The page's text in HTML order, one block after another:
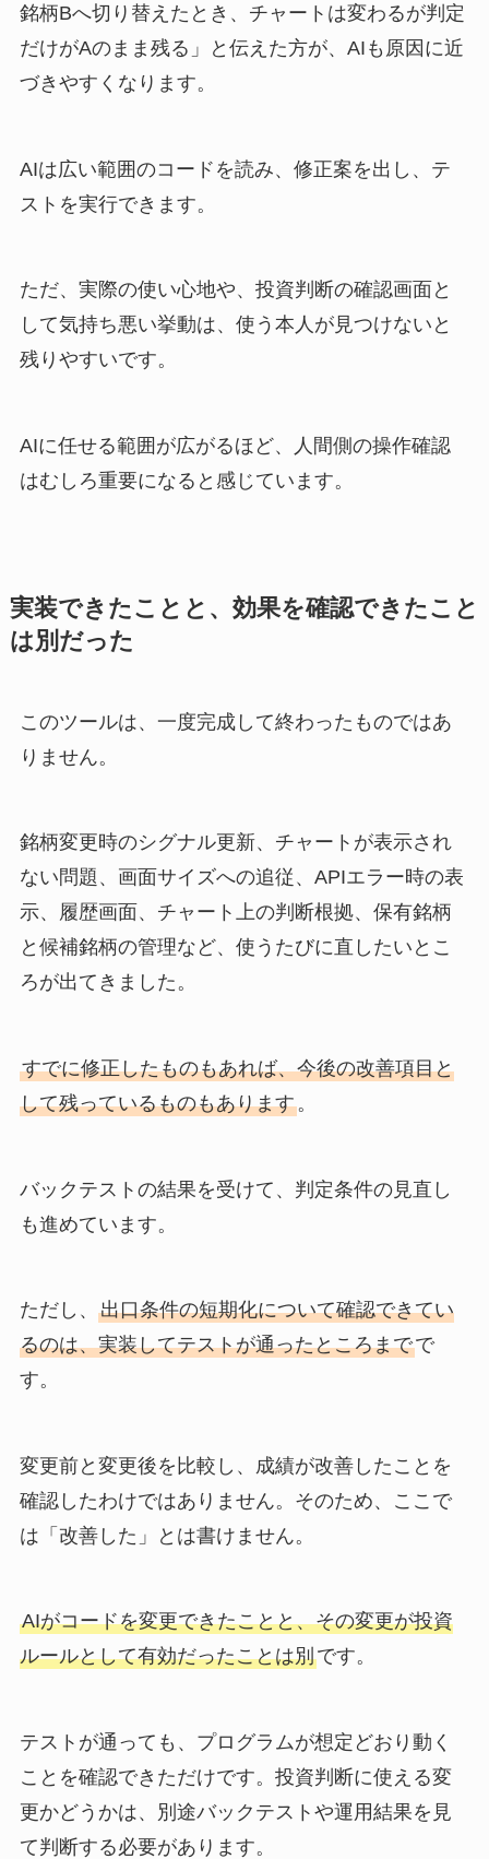
銘柄Bへ切り替えたとき、チャートは変わるが判定
だけがAのまま残る」と伝えた方が、AIも原因に近
づきやすくなります。
AIは広い範囲のコードを読み、修正案を出し、テ
ストを実行できます。
ただ、実際の使い心地や、投資判断の確認画面と
して気持ち悪い挙動は、使う本人が見つけないと
残りやすいです。
AIに任せる範囲が広がるほど、人間側の操作確認
はむしろ重要になると感じています。
実装できたことと、効果を確認できたこと
は別だった
このツールは、一度完成して終わったものではあ
りません。
銘柄変更時のシグナル更新、チャートが表示され
ない問題、画面サイズへの追従、APIエラー時の表
示、履歴画面、チャート上の判断根拠、保有銘柄
と候補銘柄の管理など、使うたびに直したいとこ
ろが出てきました。
すでに修正したものもあれば、今後の改善項目と
して残っているものもあります。
バックテストの結果を受けて、判定条件の見直し
も進めています。
ただし、 出口条件の短期化について確認できてい
るのは、実装してテストが通ったところまでで
す。
変更前と変更後を比較し、成績が改善したことを
確認したわけではありません。そのため、ここで
は「改善した」とは書けません。
AIがコードを変更できたことと、その変更が投資
ルールとして有効だったことは別です。
テストが通っても、プログラムが想定どおり動く
ことを確認できただけです。投資判断に使える変
更かどうかは、別途バックテストや運用結果を見
て判断する必要があります。